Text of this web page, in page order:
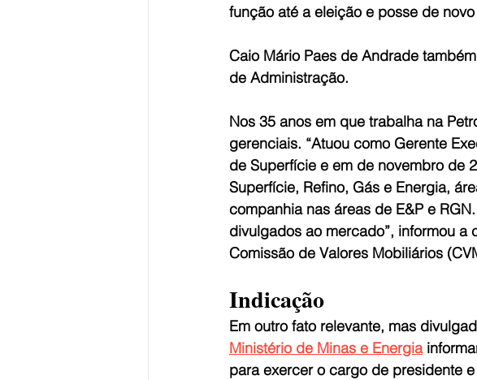
função até a eleição e posse de
Caio Mário Paes de Andrade
de Administração.
Nos 35 anos em que trabalha na
gerenciais. “Atuou como Gerente
de Superfície e em de novembro de
Superfície, Refino, Gás e Energia,
companhia nas áreas de E&P e
divulgados ao mercado”, informou
Comissão de Valores Mobiliários
Indicação
Em outro fato relevante, mas
Ministério de Minas e Energia
para exercer o cargo de presidente